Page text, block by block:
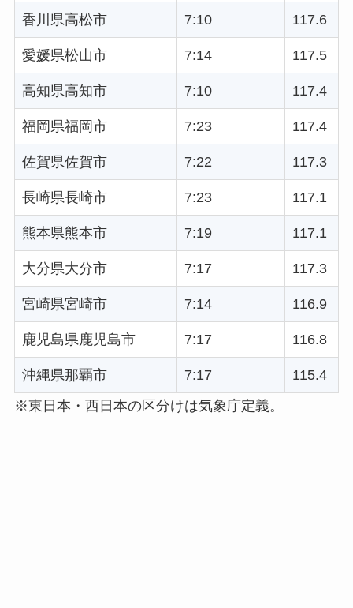
香川県高松市 7:10 117.6
愛媛県松山市 7:14 117.5
高知県高知市 7:10 117.4
福岡県福岡市 7:23 117.4
佐賀県佐賀市 7:22 117.3
長崎県長崎市 7:23 117.1
熊本県熊本市 7:19 117.1
大分県大分市 7:17 117.3
宮崎県宮崎市 7:14 116.9
鹿児島県鹿児島市 7:17 116.8
沖縄県那覇市 7:17
115.4
※東日本・西日本の区分けは気象庁定義。